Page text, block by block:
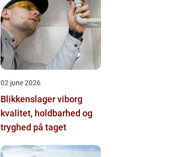
02 june 2026
Blikkenslager viborg
kvalitet, holdbarhed og
tryghed på taget